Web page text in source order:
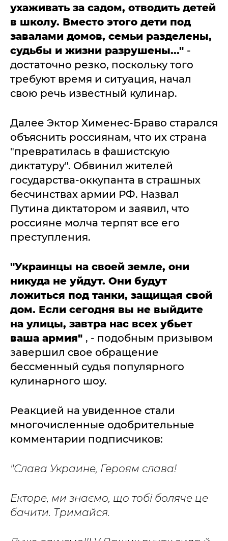
ухаживать за садом, отводить детей
в школу. Вместо этого дети под
завалами домов, семьи разделены,
судьбы и жизни разрушены..." -
достаточно резко, поскольку того
требуют время и ситуация, начал
свою речь известный кулинар.
Далее Эктор Хименес-Браво старался
объяснить россиянам, что их страна
"превратилась в фашистскую
диктатуру". Обвинил жителей
государства-оккупанта в страшных
бесчинствах армии РФ. Назвал
Путина диктатором и заявил, что
россияне молча терпят все его
преступления.
"Украинцы на своей земле, они
никуда не уйдут. Они будут
ложиться под танки, защищая свой
дом. Если сегодня вы не выйдите
на улицы, завтра нас всех убьет
ваша армия" , - подобным призывом
завершил свое обращение
бессменный судья популярного
кулинарного шоу.
Реакцией на увиденное стали
многочисленные одобрительные
комментарии подписчиков:
"Слава Украине, Героям слава!
Екторе, ми знаємо, що тобі боляче це
бачити. Тримайся.